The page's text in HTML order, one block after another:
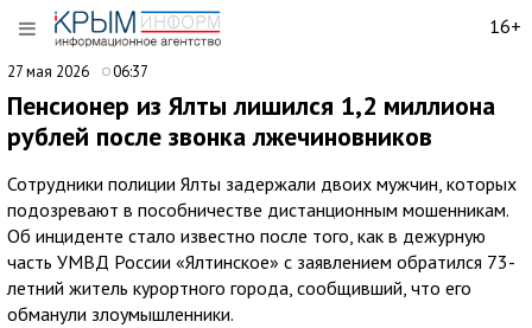
16+
27 мая 2026 06:37
Пенсионер из Ялты лишился 1,2 миллиона
рублей после звонка лжечиновников
Сотрудники полиции Ялты задержали двоих мужчин, которых
подозревают в пособничестве дистанционным мошенникам.
Об инциденте стало известно после того, как в дежурную
часть УМВД России «Ялтинское» с заявлением обратился 73-
летний житель курортного города, сообщивший, что его
обманули злоумышленники.